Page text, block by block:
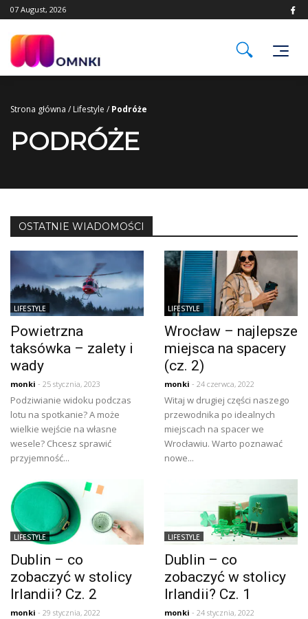
Skip
to
07 August, 2026
Strona główna / Lifestyle / Podróże
PODRÓŻE
OSTATNIE WIADOMOŚCI
LIFESTYLE
Powietrzna
taksówka – zalety i
wady
monki - 25 stycznia, 2023
Podziwianie widoku podczas
lotu na spotkanie? A może
wielkie wejście na własne
wesele? Chcesz sprawić
przyjemność...
LIFESTYLE
Wrocław – najlepsze
miejsca na spacery
(cz. 2)
monki - 24 czerwca, 2022
Witaj w drugiej części naszego
przewodnika po idealnych
miejscach na spacer we
Wrocławiu. Warto poznawać
nowe...
LIFESTYLE
Dublin – co
zobaczyć w stolicy
Irlandii? Cz. 2
monki - 29 stycznia, 2022
LIFESTYLE
Dublin – co
zobaczyć w stolicy
Irlandii? Cz. 1
monki - 24 stycznia, 2022